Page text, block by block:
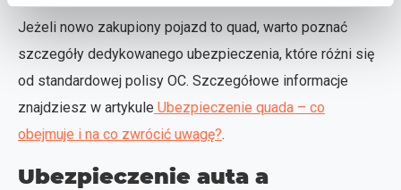
Jeżeli nowo zakupiony pojazd to quad, warto poznać
szczegóły dedykowanego ubezpieczenia, które różni się
od standardowej polisy OC. Szczegółowe informacje
znajdziesz w artykule Ubezpieczenie quada – co
obejmuje i na co zwrócić uwagę?.
Ubezpieczenie auta a